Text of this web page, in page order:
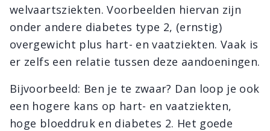
welvaartsziekten. Voorbeelden hiervan zijn
onder andere diabetes type 2, (ernstig)
overgewicht plus hart- en vaatziekten. Vaak is
er zelfs een relatie tussen deze aandoeningen.
Bijvoorbeeld: Ben je te zwaar? Dan loop je ook
een hogere kans op hart- en vaatziekten,
hoge bloeddruk en diabetes 2. Het goede